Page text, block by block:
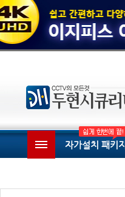
자가설치 패키지